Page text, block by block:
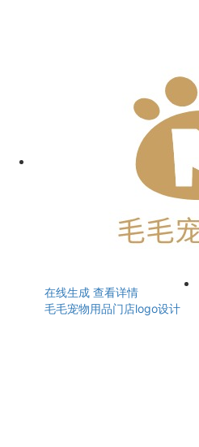
在线生成 查看详情
毛毛宠物用品门店logo设计